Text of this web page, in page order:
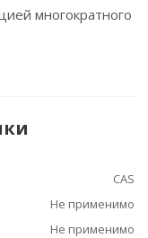
многократного
CAS
Не применимо
Не применимо